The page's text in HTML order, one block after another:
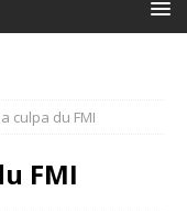
culpa du FMI
FMI